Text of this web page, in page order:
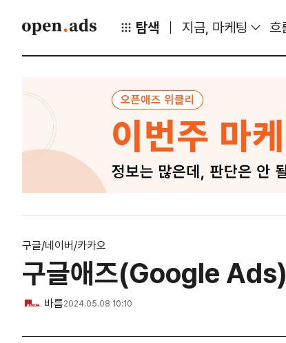
탐색 지금, 마케팅 흐
구글/네이버/카카오
구글애즈(Google
바름2024.05.08 10:10